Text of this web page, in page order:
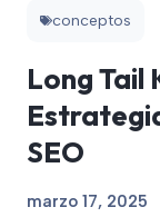
conceptos
Long Tail
SEO
marzo 17, 2025